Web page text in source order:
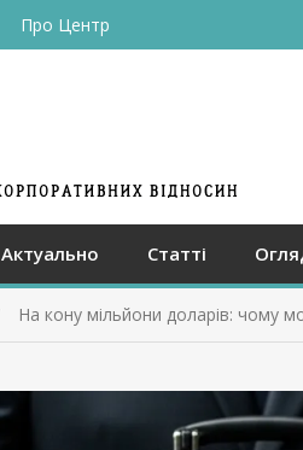
Про Центр
Актуально Статті
На кону мільйони доларів: чому